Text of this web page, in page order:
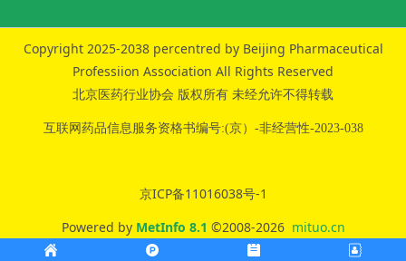
Copyright 2025-2038 percentred by Beijing Pharmaceutical
Professiion Association All Rights Reserved
北京医药行业协会 版权所有 未经允许不得转载
互联网药品信息服务资格书编号:(京）-非经营性-2023-038
京ICP备11016038号-1
Powered by MetInfo 8.1 ©2008-2026 mituo.cn